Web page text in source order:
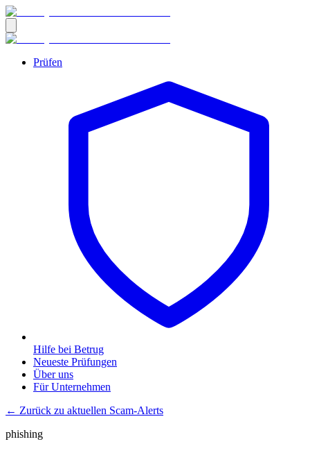
Prüfen
Hilfe bei Betrug
Neueste Prüfungen
Über uns
Für Unternehmen
← Zurück zu aktuellen Scam-Alerts
phishing